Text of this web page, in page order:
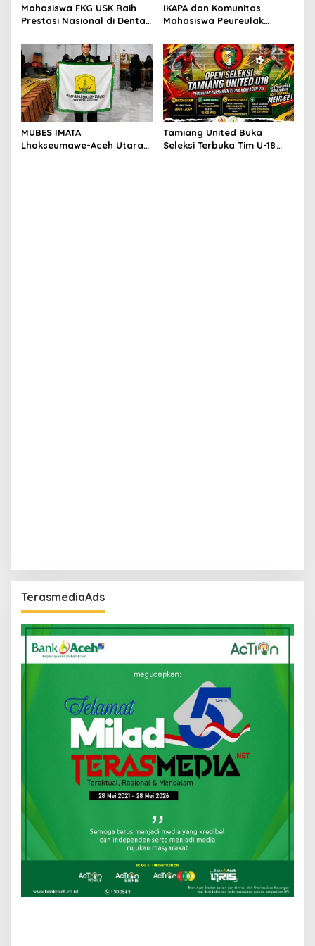
Mahasiswa FKG USK Raih
Prestasi Nasional di Dental
IKAPA dan Komunitas
Mahasiswa Peureulak
Peureulak Raya
MUBES IMATA
Lhokseumawe-Aceh Utara
Tamiang United Buka
Seleksi Terbuka Tim U-18
TerasmediaAds